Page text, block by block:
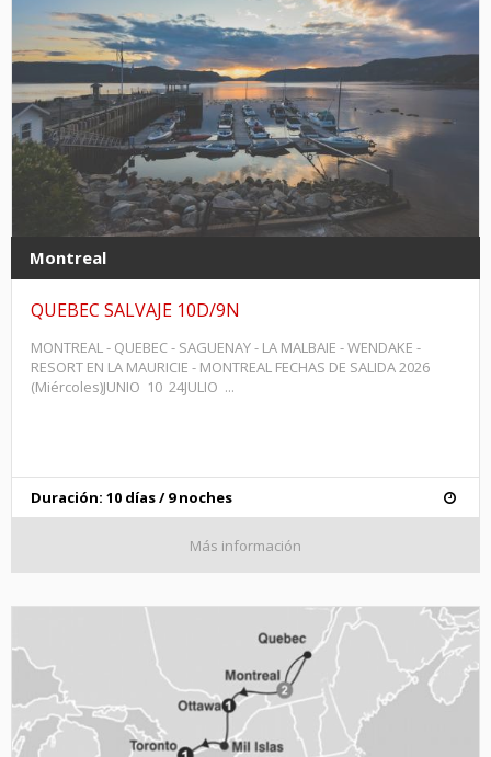
Montreal
QUEBEC SALVAJE 10D/9N
MONTREAL - QUEBEC - SAGUENAY - LA MALBAIE - WENDAKE -
RESORT EN LA MAURICIE - MONTREAL FECHAS DE SALIDA 2026
(Miércoles)JUNIO 10 24JULIO ...
Duración: 10 días / 9 noches
Más información